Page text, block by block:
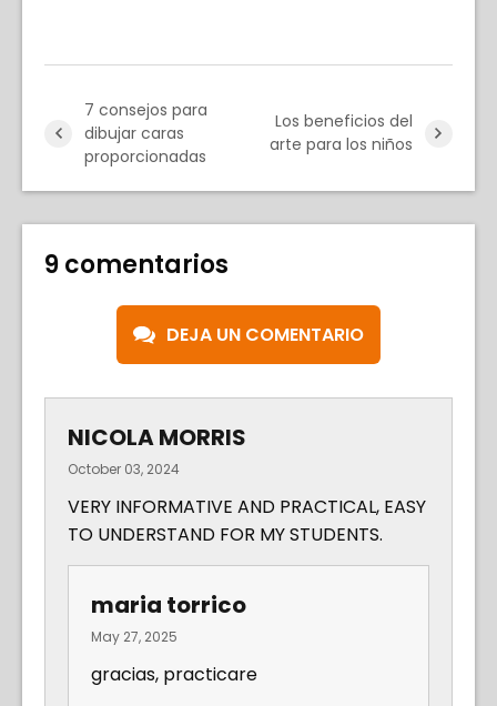
7 consejos para
dibujar caras
proporcionadas
Los beneficios del
arte para los niños
9 comentarios
DEJA UN COMENTARIO
NICOLA MORRIS
October 03, 2024
VERY INFORMATIVE AND PRACTICAL, EASY
TO UNDERSTAND FOR MY STUDENTS.
maria torrico
May 27, 2025
gracias, practicare